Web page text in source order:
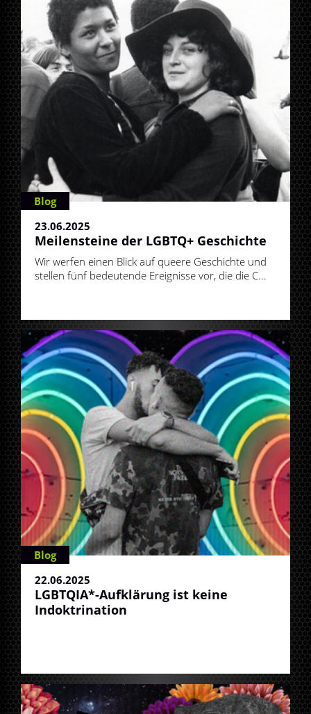
Blog
23.06.2025
Meilensteine der LGBTQ+ Geschichte
Wir werfen einen Blick auf queere Geschichte und
stellen fünf bedeutende Ereignisse vor, die die C...
Blog
22.06.2025
LGBTQIA*-Aufklärung ist keine
Indoktrination